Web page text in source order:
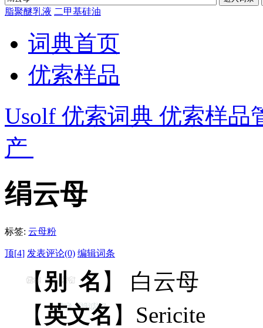
脂聚醚乳液 二甲基硅油
词典首页
优索样品
Usolf 优索词典 优索样品
产
绢云母
标签: 云母粉
顶[4] 发表评论(0) 编辑词条
【别 名 】 白云母
【英文名 】Sericite